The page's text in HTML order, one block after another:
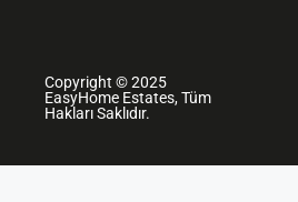
Copyright © 2025
EasyHome Estates, Tüm
Hakları Saklıdır.